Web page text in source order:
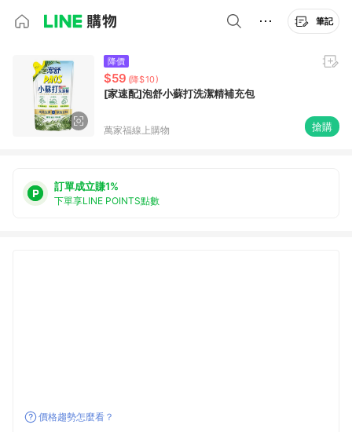
筆記
降價
$59 (降$10)
[家速配]泡舒小蘇打洗潔精補充包
萬家福線上購物 搶購
訂單成立賺1%
下單享LINE POINTS點數
價格趨勢怎麼看？